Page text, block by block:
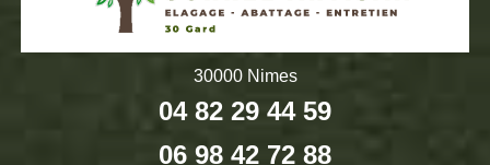
30000 Nimes
04 82 29 44 59
06 98 42 72 88